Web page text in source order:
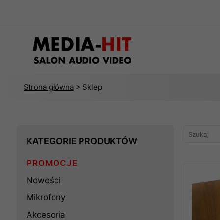
Strona główna> Sklep
KATEGORIE PRODUKTÓW
PROMOCJE
Nowości
Mikrofony
Akcesoria